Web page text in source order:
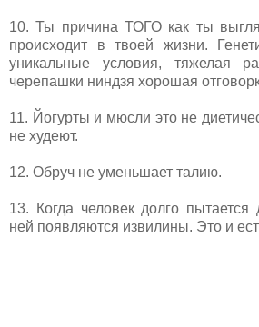
10. Ты причина ТОГО как ты
происходит в твоей жизни.
уникальные условия, тяжелая
черепашки ниндзя хорошая
11. Йогурты и мюсли это не
не худеют.
12. Обруч не уменьшает талию.
13. Когда человек долго
ней появляются извилины. Это и